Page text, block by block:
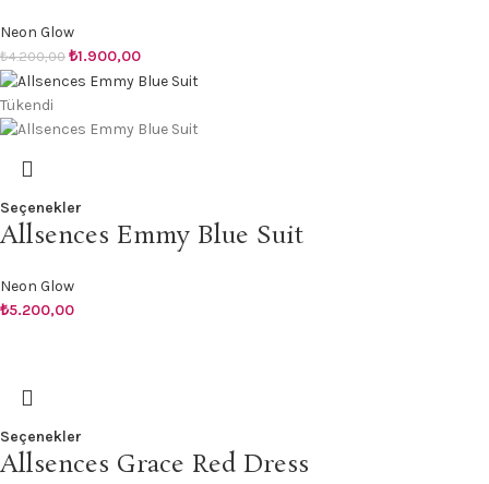
Neon Glow
₺4.200,00 ₺1.900,00
Tükendi
Seçenekler
Allsences Emmy Blue Suit
Neon Glow
₺5.200,00
Seçenekler
Allsences Grace Red Dress